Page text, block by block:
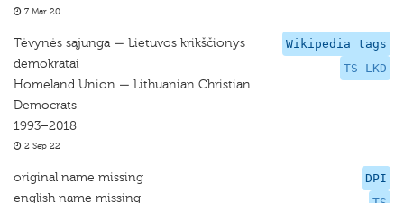
7 Mar 20
Wikipedia tags
TS LKD
Tėvynės sąjunga — Lietuvos krikščionys
demokratai
Homeland Union — Lithuanian Christian
Democrats
1993–2018
2 Sep 22
DPI
original name missing
english name missing